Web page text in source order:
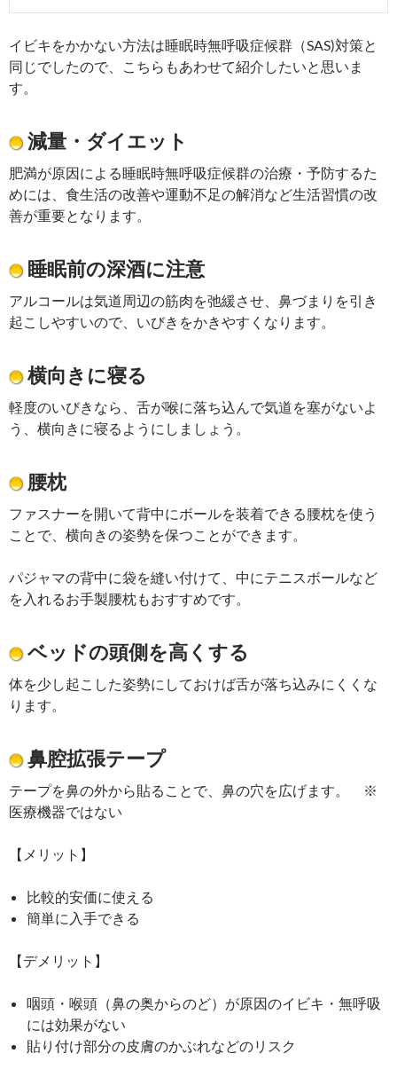
イビキをかかない方法は睡眠時無呼吸症候群（SAS)対策と
同じでしたので、こちらもあわせて紹介したいと思いま
す。
減量・ダイエット
肥満が原因による睡眠時無呼吸症候群の治療・予防するた
めには、食生活の改善や運動不足の解消など生活習慣の改
善が重要となります。
睡眠前の深酒に注意
アルコールは気道周辺の筋肉を弛緩させ、鼻づまりを引き
起こしやすいので、いびきをかきやすくなります。
横向きに寝る
軽度のいびきなら、舌が喉に落ち込んで気道を塞がないよ
う、横向きに寝るようにしましょう。
腰枕
ファスナーを開いて背中にボールを装着できる腰枕を使う
ことで、横向きの姿勢を保つことができます。
パジャマの背中に袋を縫い付けて、中にテニスボールなど
を入れるお手製腰枕もおすすめです。
ベッドの頭側を高くする
体を少し起こした姿勢にしておけば舌が落ち込みにくくな
ります。
鼻腔拡張テープ
テープを鼻の外から貼ることで、鼻の穴を広げます。 ※
医療機器ではない
【メリット】
比較的安価に使える
簡単に入手できる
【デメリット】
咽頭・喉頭（鼻の奥からのど）が原因のイビキ・無呼吸
には効果がない
貼り付け部分の皮膚のかぶれなどのリスク